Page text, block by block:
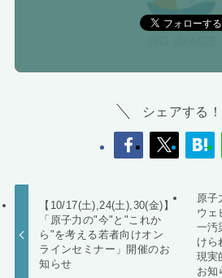
シェアする！
【10/17(土),24(土),30(金)】
「原子力の"今"と"これか
ら"を考える若者向けオン
ラインセミナー」開催のお
知らせ
原
ウェ
一汚
け
現実
お知